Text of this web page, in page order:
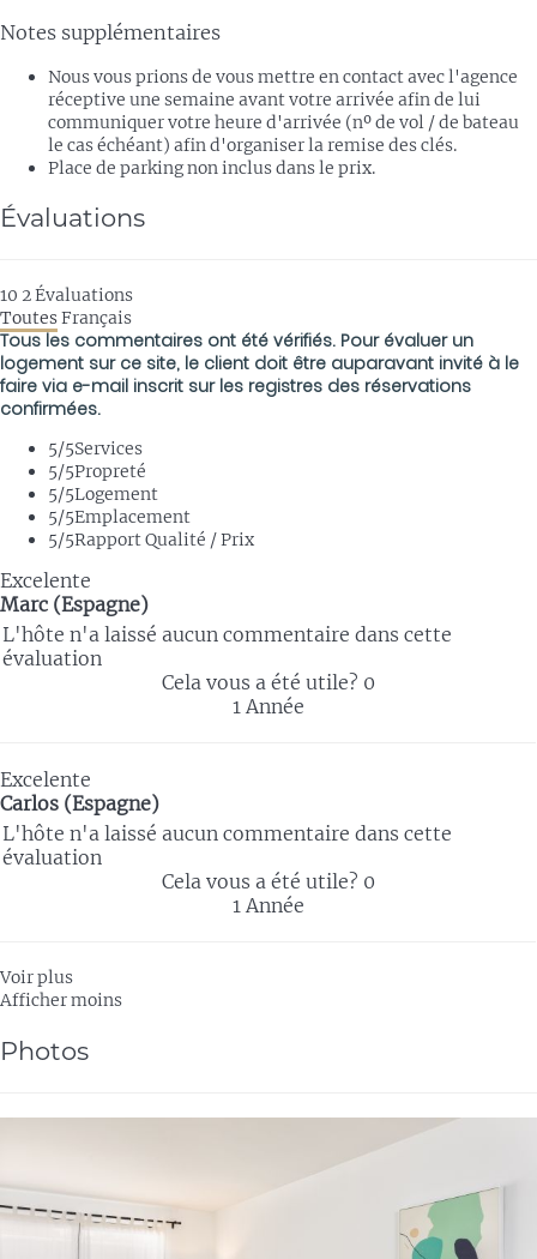
Notes supplémentaires
Nous vous prions de vous mettre en contact avec l'agence
réceptive une semaine avant votre arrivée afin de lui
communiquer votre heure d'arrivée (nº de vol / de bateau
le cas échéant) afin d'organiser la remise des clés.
Place de parking non inclus dans le prix.
Évaluations
10 2Évaluations
ToutesFrançais
Tous les commentaires ont été vérifiés. Pour évaluer un
logement sur ce site, le client doit être auparavant invité à le
faire via e-mail inscrit sur les registres des réservations
confirmées.
5/5Services
5/5Propreté
5/5Logement
5/5Emplacement
5/5Rapport Qualité / Prix
Excelente
Marc (Espagne)
L'hôte n'a laissé aucun commentaire dans cette
évaluation
Cela vous a été utile? 0
1 Année
Excelente
Carlos (Espagne)
L'hôte n'a laissé aucun commentaire dans cette
évaluation
Cela vous a été utile? 0
1 Année
Voir plus
Afficher moins
Photos